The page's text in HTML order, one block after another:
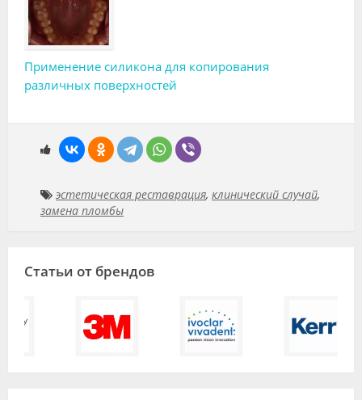
Применение силикона для копирования
различных поверхностей
эстетическая реставрация, клинический случай,
замена пломбы
Статьи от брендов